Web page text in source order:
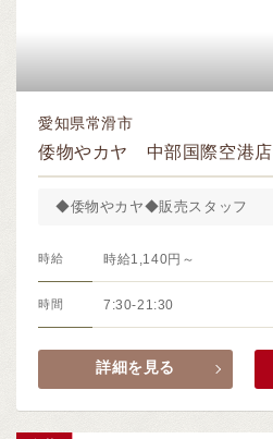
愛知県常滑市
倭物やカヤ 中部国際空港店
◆倭物やカヤ◆販売スタッフ
時給 時給1,140円～
時間 7:30-21:30
詳細を見る